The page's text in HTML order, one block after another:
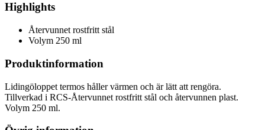
Highlights
Återvunnet rostfritt stål
Volym 250 ml
Produktinformation
Lidingöloppet termos håller värmen och är lätt att rengöra.
Tillverkad i RCS-Återvunnet rostfritt stål och återvunnen plast.
Volym 250 ml.